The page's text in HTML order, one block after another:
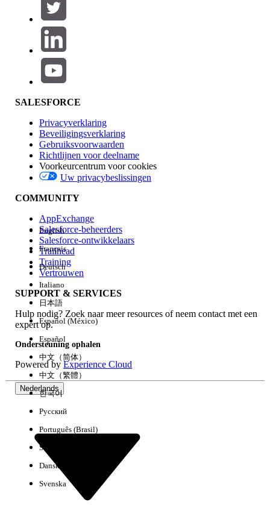
Productgebied
Invloed op functies
Edition
Ervaring
Alles wissen Gereed
Geen resultaten
SALESFORCE
Privacyverklaring
Beveiligingsverklaring
Gebruiksvoorwaarden
Richtlijnen voor deelname
Voorkeurcentrum voor cookies
Uw privacybeslissingen
COMMUNITY
AppExchange
Salesforce-beheerders
Salesforce-ontwikkelaars
Trailhead
Training
Vertrouwen
SUPPORT & SERVICES
Hulp nodig? Zoek naar meer resources of neem contact met een
expert op.
Ondersteuning ophalen
Powered byExperience Cloud
Nederlands
English
Français
Deutsch
Italiano
日本語
Español (México)
Español
中文（简体）
中文（繁體）
한국어
Русский
Português (Brasil)
Suomi
Dansk
Svenska